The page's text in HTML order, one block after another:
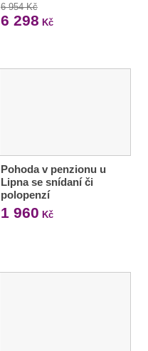
6 954 Kč
6 298 Kč
Pohoda v penzionu u
Lipna se snídaní či
polopenzí
1 960 Kč